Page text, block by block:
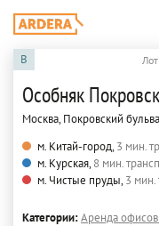
B
Особняк
Москва, Покровский
м. Китай-город,3 мин.
м. Курская,8 мин.
м. Чистые пруды,3 мин.
Категории:Аренда офисов